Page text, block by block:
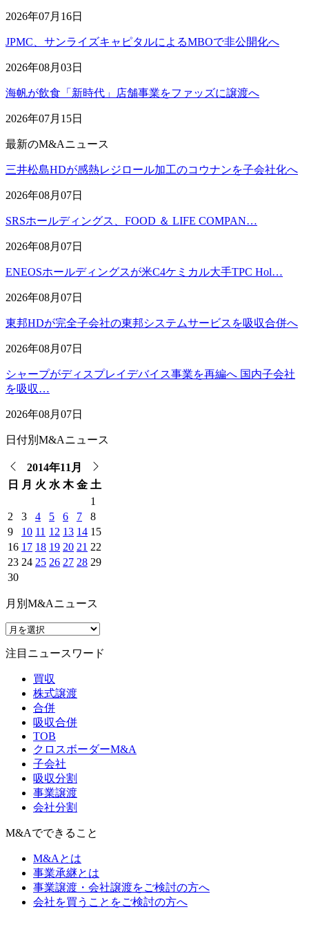
2026年07月16日
JPMC、サンライズキャピタルによるMBOで非公開化へ
2026年08月03日
海帆が飲食「新時代」店舗事業をファッズに譲渡へ
2026年07月15日
最新のM&Aニュース
三井松島HDが感熱レジロール加工のコウナンを子会社化へ
2026年08月07日
SRSホールディングス、FOOD ＆ LIFE COMPAN…
2026年08月07日
ENEOSホールディングスが米C4ケミカル大手TPC Hol…
2026年08月07日
東邦HDが完全子会社の東邦システムサービスを吸収合併へ
2026年08月07日
シャープがディスプレイデバイス事業を再編へ 国内子会社
を吸収…
2026年08月07日
日付別M&Aニュース
2014年11月
日
月 火 水 木 金 土
1
2
3 4 5 6 7
8
9
10 11 12 13 14 15
16 17 18 19 20 21 22
23 24 25 26 27 28 29
30
月別M&Aニュース
注目ニュースワード
買収
株式譲渡
合併
吸収合併
TOB
クロスボーダーM&A
子会社
吸収分割
事業譲渡
会社分割
M&Aでできること
M&Aとは
事業承継とは
事業譲渡・会社譲渡をご検討の方へ
会社を買うことをご検討の方へ